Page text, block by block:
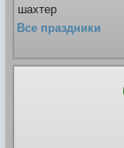
шахтер
Все праздники